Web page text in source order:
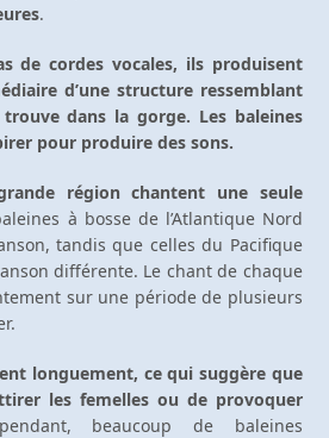
.
de cordes vocales, ils produisent
d’une structure ressemblant
dans la gorge. Les baleines
pour produire des sons.
région chantent une seule
à bosse de l’Atlantique Nord
tandis que celles du Pacifique
différente. Le chant de chaque
sur une période de plusieurs
longuement, ce qui suggère que
les femelles ou de provoquer
beaucoup de baleines